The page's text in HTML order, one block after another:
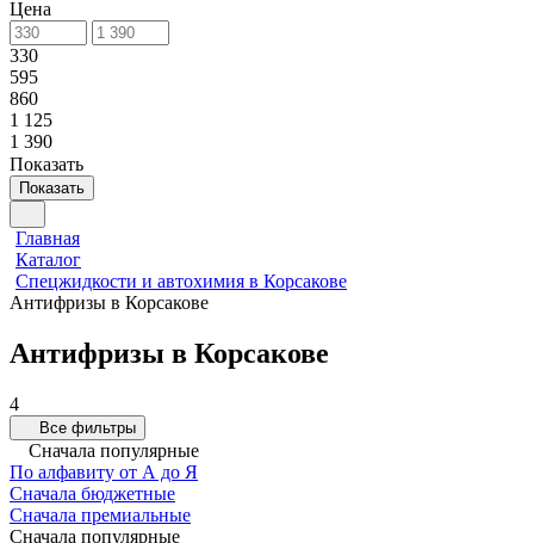
Цена
330
595
860
1 125
1 390
Показать
Показать
Главная
Каталог
Спецжидкости и автохимия в Корсакове
Антифризы в Корсакове
Антифризы в Корсакове
4
Все фильтры
Сначала популярные
По алфавиту от А до Я
Сначала бюджетные
Сначала премиальные
Сначала популярные